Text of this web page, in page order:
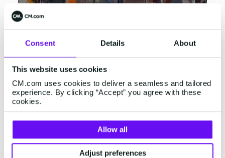
Consent Details About
This website uses cookies
CM.com uses cookies to deliver a seamless and tailored
experience. By clicking “Accept” you agree with these
cookies.
Allow all
Adjust preferences
Breda
Konijnenberg 24
+31 (0)76 5727000
View in Google Maps